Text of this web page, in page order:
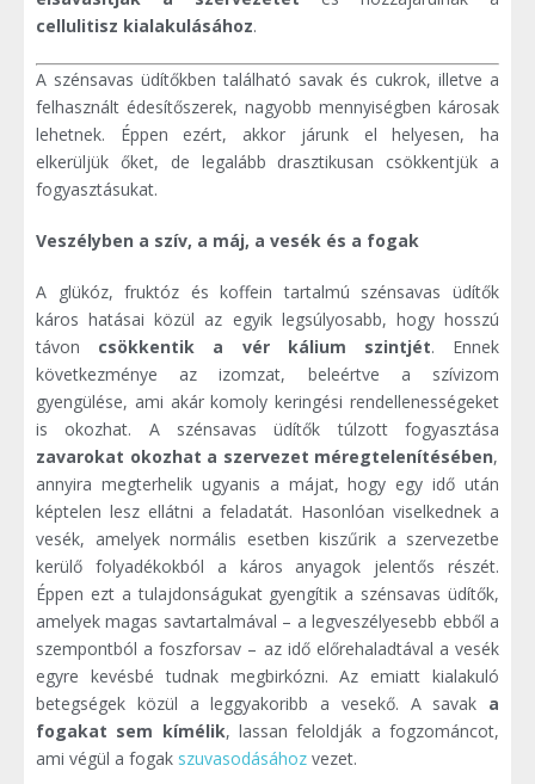
cellulitisz kialakulásához.
A szénsavas üdítőkben található savak és cukrok, illetve a
felhasznált édesítőszerek, nagyobb mennyiségben károsak
lehetnek. Éppen ezért, akkor járunk el helyesen, ha
elkerüljük őket, de legalább drasztikusan csökkentjük a
fogyasztásukat.
Veszélyben a szív, a máj, a vesék és a fogak
A glükóz, fruktóz és koffein tartalmú szénsavas üdítők
káros hatásai közül az egyik legsúlyosabb, hogy hosszú
távon csökkentik a vér kálium szintjét. Ennek
következménye az izomzat, beleértve a szívizom
gyengülése, ami akár komoly keringési rendellenességeket
is okozhat. A szénsavas üdítők túlzott fogyasztása
zavarokat okozhat a szervezet méregtelenítésében,
annyira megterhelik ugyanis a májat, hogy egy idő után
képtelen lesz ellátni a feladatát. Hasonlóan viselkednek a
vesék, amelyek normális esetben kiszűrik a szervezetbe
kerülő folyadékokból a káros anyagok jelentős részét.
Éppen ezt a tulajdonságukat gyengítik a szénsavas üdítők,
amelyek magas savtartalmával – a legveszélyesebb ebből a
szempontból a foszforsav – az idő előrehaladtával a vesék
egyre kevésbé tudnak megbirkózni. Az emiatt kialakuló
betegségek közül a leggyakoribb a vesekő. A savak a
fogakat sem kímélik, lassan feloldják a fogzománcot,
ami végül a fogak szuvasodásához vezet.